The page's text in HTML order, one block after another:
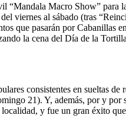
“Mandala Macro Show” para
viernes al sábado (tras
que pasarán por Cabanillas
la cena del Día de la
consistentes en sueltas de
21). Y, además, por y por
y fue un gran éxito